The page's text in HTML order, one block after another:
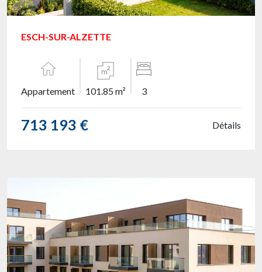
ESCH-SUR-ALZETTE
Appartement 101.85 m² 3
713 193 € Détails